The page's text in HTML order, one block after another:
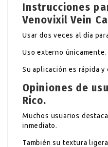
Instrucciones
Venovixil Vein
Usar dos veces al día
Uso externo únicamente.
Su aplicación es rápida y
Opiniones de
Rico.
Muchos usuarios
inmediato.
También su textura